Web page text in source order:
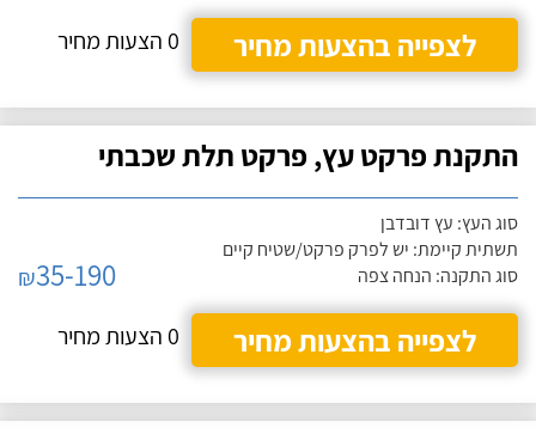
לצפייה בהצעות מחיר
0 הצעות מחיר
התקנת פרקט עץ, פרקט תלת שכבתי
סוג העץ: עץ דובדבן
תשתית קיימת: יש לפרק פרקט/שטיח קיים
סוג התקנה: הנחה צפה
₪35-190
לצפייה בהצעות מחיר
0 הצעות מחיר